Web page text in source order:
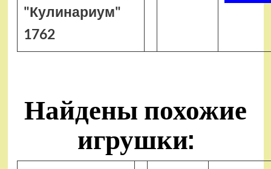
"Кулинариум"
1762
Найдены похожие
игрушки: